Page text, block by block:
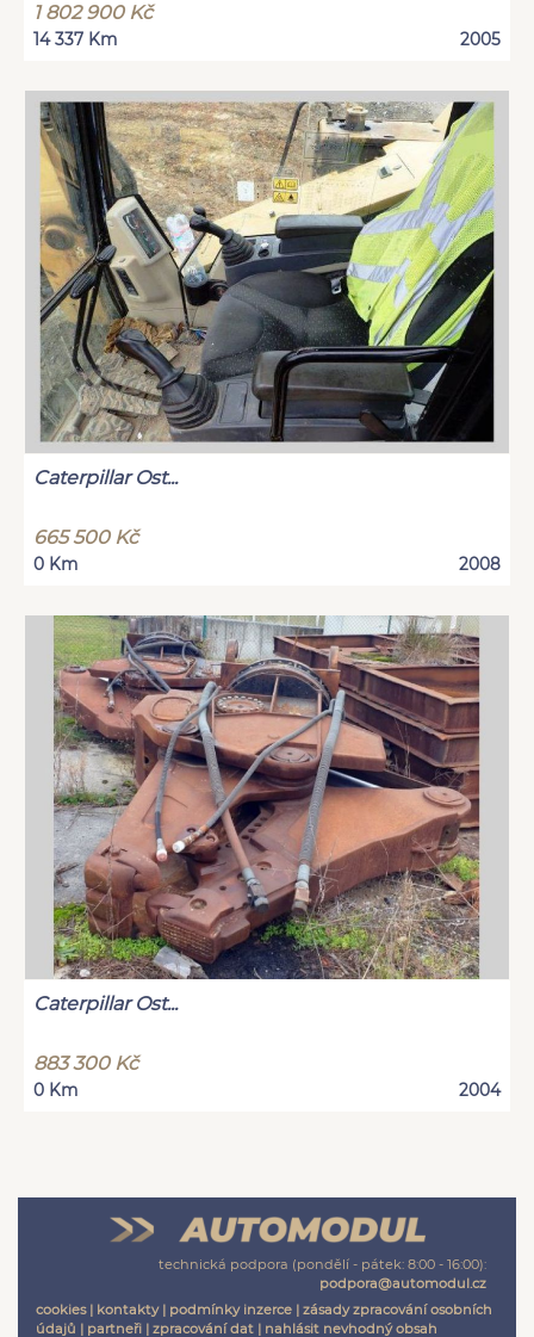
1 802 900 Kč
14 337 Km 2005
Caterpillar Ost...
665 500 Kč
0 Km 2008
Caterpillar Ost...
883 300 Kč
0 Km 2004
technická podpora (pondělí - pátek: 8:00 - 16:00):
podpora@automodul.cz
cookies| kontakty| podmínky inzerce | zásady zpracování osobních
údajů | partneři | zpracování dat | nahlásit nevhodný obsah